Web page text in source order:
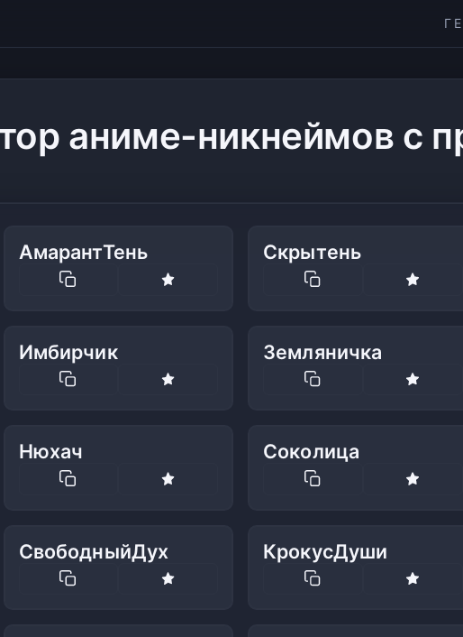
аниме-никнеймов с
АмарантТень Скрытень
Имбирчик Земляничка
Нюхач Соколица
СвободныйДух КрокусДуши